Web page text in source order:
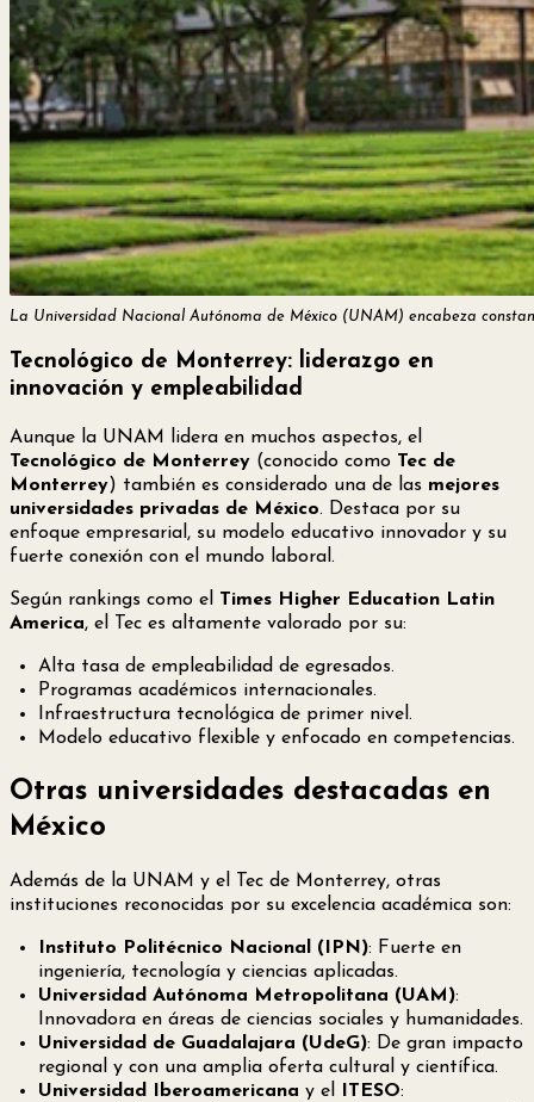
La Universidad Nacional Autónoma de México (UNAM) encabeza
Tecnológico de Monterrey: liderazgo en
innovación y empleabilidad
Aunque la UNAM lidera en muchos aspectos, el
Tecnológico de Monterrey (conocido como Tec de
Monterrey) también es considerado una de las mejores
universidades privadas de México. Destaca por su
enfoque empresarial, su modelo educativo innovador y su
fuerte conexión con el mundo laboral.
Según rankings como el Times Higher Education Latin
America, el Tec es altamente valorado por su:
Alta tasa de empleabilidad de egresados.
Programas académicos internacionales.
Infraestructura tecnológica de primer nivel.
Modelo educativo flexible y enfocado en competencias.
Otras universidades destacadas en
México
Además de la UNAM y el Tec de Monterrey, otras
instituciones reconocidas por su excelencia académica son:
Instituto Politécnico Nacional (IPN): Fuerte en
ingeniería, tecnología y ciencias aplicadas.
Universidad Autónoma Metropolitana (UAM):
Innovadora en áreas de ciencias sociales y humanidades.
Universidad de Guadalajara (UdeG): De gran impacto
regional y con una amplia oferta cultural y científica.
Universidad Iberoamericana y el ITESO: